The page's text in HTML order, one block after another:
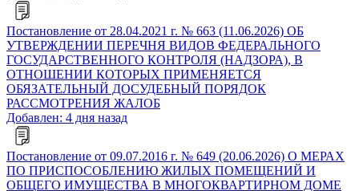
Постановление от 28.04.2021 г. № 663 (11.06.2026) ОБ
УТВЕРЖДЕНИИ ПЕРЕЧНЯ ВИДОВ ФЕДЕРАЛЬНОГО
ГОСУДАРСТВЕННОГО КОНТРОЛЯ (НАДЗОРА), В
ОТНОШЕНИИ КОТОРЫХ ПРИМЕНЯЕТСЯ
ОБЯЗАТЕЛЬНЫЙ ДОСУДЕБНЫЙ ПОРЯДОК
РАССМОТРЕНИЯ ЖАЛОБ
Добавлен: 4 дня назад
Постановление от 09.07.2016 г. № 649 (20.06.2026) О МЕРАХ
ПО ПРИСПОСОБЛЕНИЮ ЖИЛЫХ ПОМЕЩЕНИЙ И
ОБЩЕГО ИМУЩЕСТВА В МНОГОКВАРТИРНОМ ДОМЕ